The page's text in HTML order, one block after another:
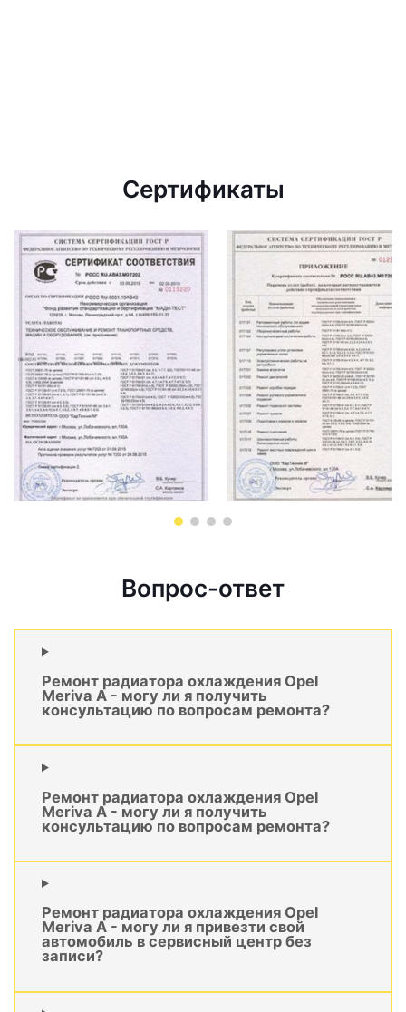
Сертификаты
Вопрос-ответ
Ремонт радиатора охлаждения Opel
Meriva A - могу ли я получить
консультацию по вопросам ремонта?
Ремонт радиатора охлаждения Opel
Meriva A - могу ли я получить
консультацию по вопросам ремонта?
Ремонт радиатора охлаждения Opel
Meriva A - могу ли я привезти свой
автомобиль в сервисный центр без
записи?